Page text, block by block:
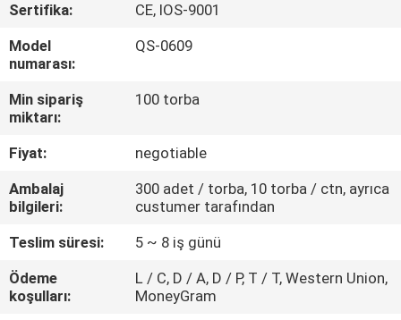
FABRIKA
TURU
KALITE
KONTROL
BIZE
ULAŞIN
HABERLER
Sertifika:
CE, IOS-9001
Model
numarası:
QS-0609
Min sipariş
miktarı:
100 torba
Fiyat:
negotiable
Ambalaj
bilgileri:
300 adet / torba, 10 torba / ctn, ayrıca
custumer tarafından
Teslim süresi:
5 ~ 8 iş günü
Ödeme
koşulları:
L / C, D / A, D / P, T / T, Western Union,
MoneyGram